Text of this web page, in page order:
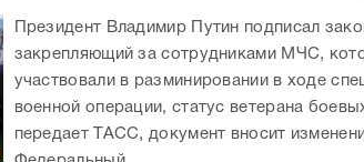
Президент Владимир Путин подписал
закрепляющий за сотрудниками МЧС,
участвовали в разминировании в ходе
военной операции, статус ветерана
передает ТАСС, документ вносит